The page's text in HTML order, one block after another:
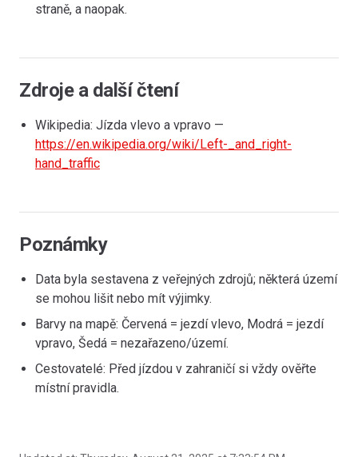
straně, a naopak.
Zdroje a další čtení
Wikipedia: Jízda vlevo a vpravo —
https://en.wikipedia.org/wiki/Left-_and_right-
hand_traffic
Poznámky
Data byla sestavena z veřejných zdrojů; některá území
se mohou lišit nebo mít výjimky.
Barvy na mapě: Červená = jezdí vlevo, Modrá = jezdí
vpravo, Šedá = nezařazeno/území.
Cestovatelé: Před jízdou v zahraničí si vždy ověřte
místní pravidla.